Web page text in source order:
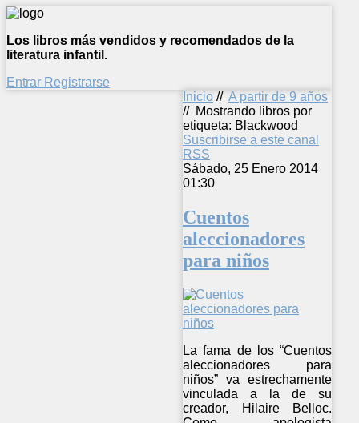
Los libros más vendidos y recomendados de la
literatura infantil.
Entrar Registrarse
Inicio // A partir de 9 años
// Mostrando libros por
etiqueta: Blackwood
Suscribirse a este canal
RSS
Sábado, 25 Enero 2014
01:30
Cuentos
aleccionadores
para niños
La fama de los “Cuentos
aleccionadores para
niños” va estrechamente
vinculada a la de su
creador, Hilaire Belloc.